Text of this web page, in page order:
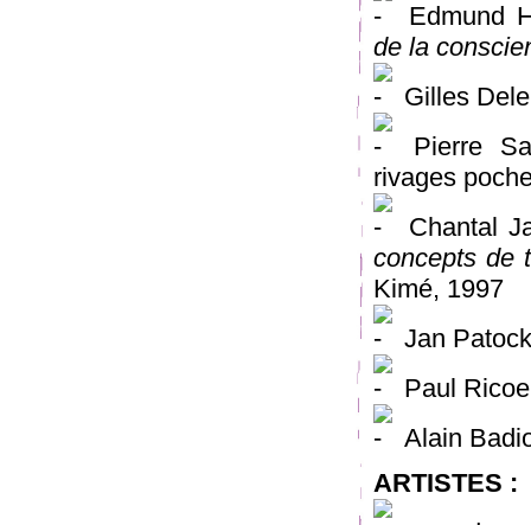
Edmund
de la
Gilles
Pierre
rivages
Chantal
concepts de
Kimé, 1997
Jan
Paul
Alain
ARTISTES :